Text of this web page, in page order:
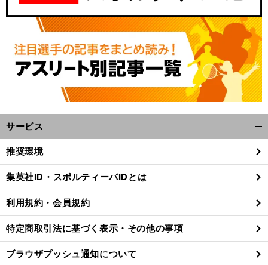
サービス
閉
る
推奨環境
集英社ID・スポルティーバIDとは
利用規約・会員規約
特定商取引法に基づく表示・その他の事項
ブラウザプッシュ通知について